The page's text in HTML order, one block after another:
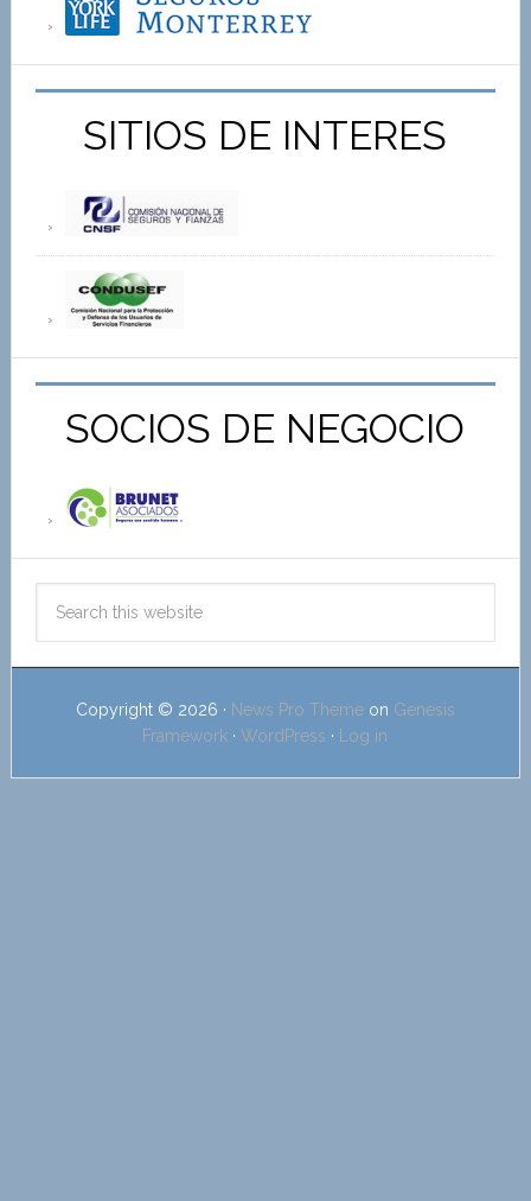
SITIOS DE INTERES
SOCIOS DE NEGOCIO
Copyright © 2026 · News Pro Themeon Genesis
Framework ·WordPress · Log in